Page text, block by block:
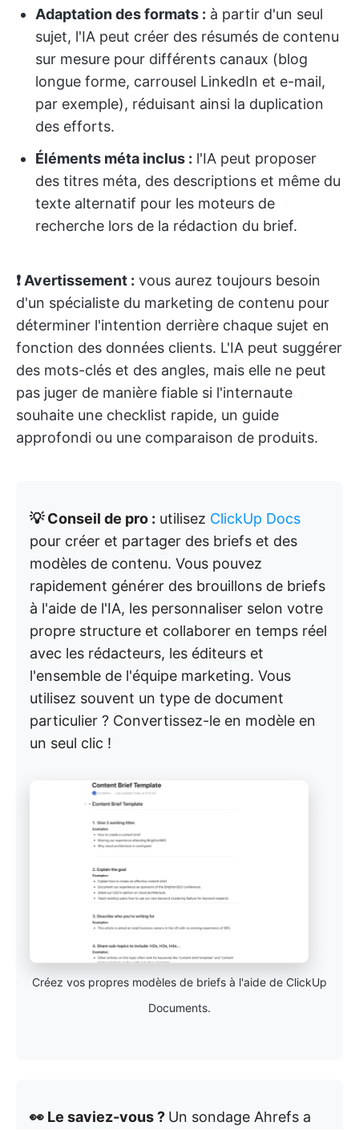
Adaptation des formats : à partir d'un seul
sujet, l'IA peut créer des résumés de contenu
sur mesure pour différents canaux (blog
longue forme, carrousel LinkedIn et e-mail,
par exemple), réduisant ainsi la duplication
des efforts.
Éléments méta inclus : l'IA peut proposer
des titres méta, des descriptions et même du
texte alternatif pour les moteurs de
recherche lors de la rédaction du brief.
❗ Avertissement : vous aurez toujours besoin
d'un spécialiste du marketing de contenu pour
déterminer l'intention derrière chaque sujet en
fonction des données clients. L'IA peut suggérer
des mots-clés et des angles, mais elle ne peut
pas juger de manière fiable si l'internaute
souhaite une checklist rapide, un guide
approfondi ou une comparaison de produits.
💡 Conseil de pro : utilisez ClickUp Docs
pour créer et partager des briefs et des
modèles de contenu. Vous pouvez
rapidement générer des brouillons de briefs
à l'aide de l'IA, les personnaliser selon votre
propre structure et collaborer en temps réel
avec les rédacteurs, les éditeurs et
l'ensemble de l'équipe marketing. Vous
utilisez souvent un type de document
particulier ? Convertissez-le en modèle en
un seul clic !
Créez vos propres modèles de briefs à l'aide de ClickUp
Documents.
👀 Le saviez-vous ? Un sondage Ahrefs a